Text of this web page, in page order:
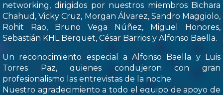
networking, dirigidos por nuestros miembros Bichara
Chahud, Vicky Cruz, Morgan Álvarez, Sandro Maggiolo,
Rohit Rao, Bruno Vega Núñez, Miguel Honores,
Sebastián KHL Berquet, César Barrios y Alfonso Baella.
Un reconocimiento especial a Alfonso Baella y Luis
Torres Paz, quienes condujeron con gran
profesionalismo las entrevistas de la noche.
Nuestro agradecimiento a todo el equipo de apoyo de